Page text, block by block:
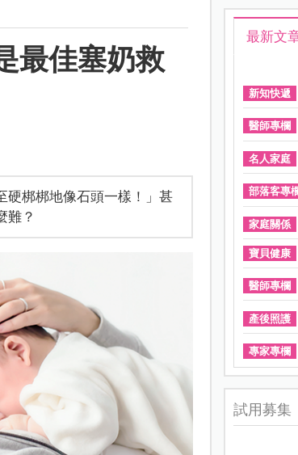
最佳塞奶救
硬梆梆地像石頭一樣！」甚
難？
最新文
新知快遞
醫師專欄
名人家庭
部落客專
家庭關係
寶貝健康
醫師專欄
產後照護
專家專欄
試用募集